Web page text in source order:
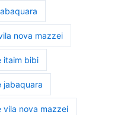
nova mazzei
itaim bibi
jabaquara
vila nova mazzei